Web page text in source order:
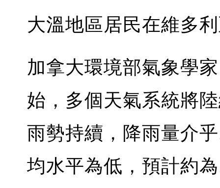
大溫地區居民在維多
加拿大環境部氣象學
始，多個天氣系統將
雨勢持續，降雨量介
均水平為低，預計約